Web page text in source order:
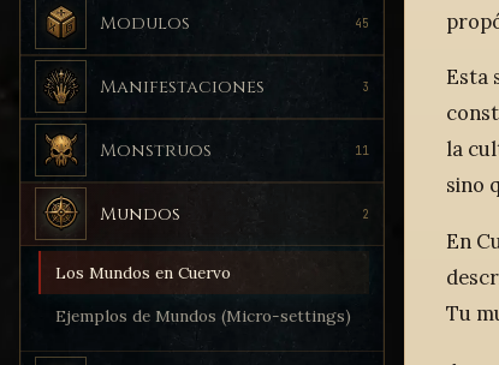
Modulos 45
Manifestaciones 3
Monstruos 11
Mundos 2
Los Mundos en Cuervo
Ejemplos de Mundos (Micro-settings)
Esta
la
sino
En
Tu